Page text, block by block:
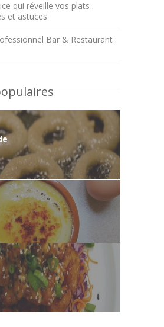
qui réveille vos plats :
et astuces
Bar & Restaurant :